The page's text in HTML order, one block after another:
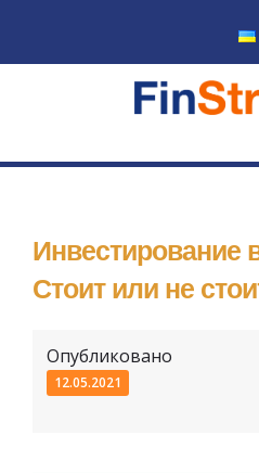
Инвестирование
Стоит или не
Опубликовано
12.05.2021